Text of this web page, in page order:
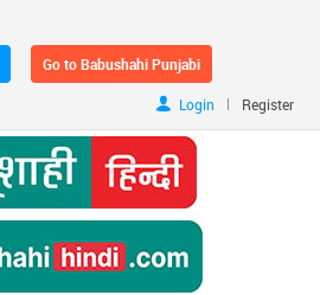
Go to Babushahi Punjabi
Login | Register